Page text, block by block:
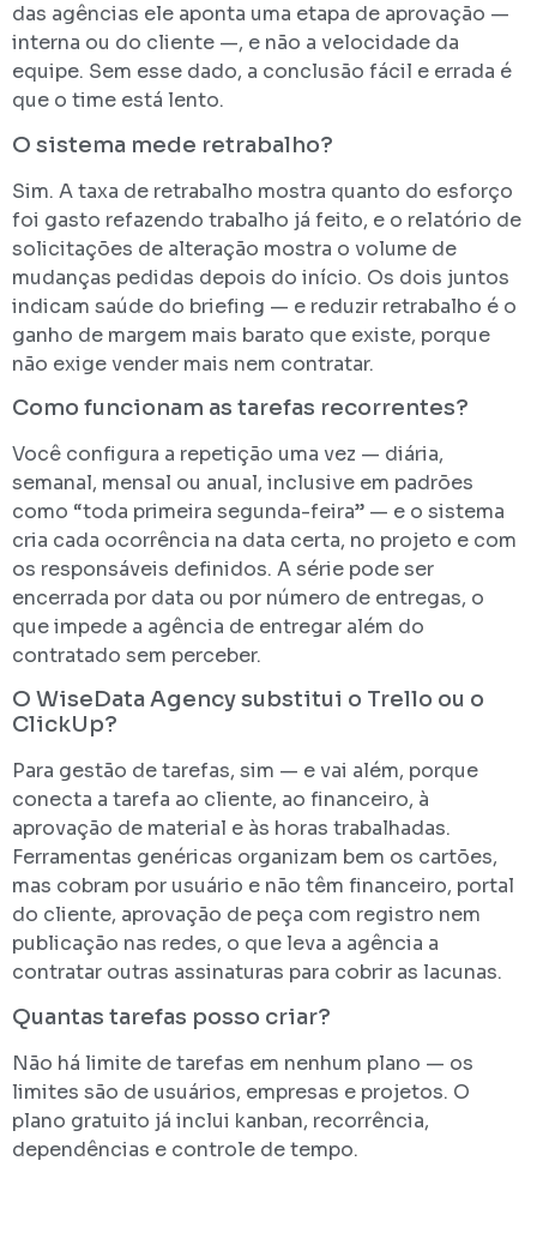
das agências ele aponta uma etapa de aprovação —
interna ou do cliente —, e não a velocidade da
equipe. Sem esse dado, a conclusão fácil e errada é
que o time está lento.
O sistema mede retrabalho?
Sim. A taxa de retrabalho mostra quanto do esforço
foi gasto refazendo trabalho já feito, e o relatório de
solicitações de alteração mostra o volume de
mudanças pedidas depois do início. Os dois juntos
indicam saúde do briefing — e reduzir retrabalho é o
ganho de margem mais barato que existe, porque
não exige vender mais nem contratar.
Como funcionam as tarefas recorrentes?
Você configura a repetição uma vez — diária,
semanal, mensal ou anual, inclusive em padrões
como “toda primeira segunda-feira” — e o sistema
cria cada ocorrência na data certa, no projeto e com
os responsáveis definidos. A série pode ser
encerrada por data ou por número de entregas, o
que impede a agência de entregar além do
contratado sem perceber.
O WiseData Agency substitui o Trello ou o
ClickUp?
Para gestão de tarefas, sim — e vai além, porque
conecta a tarefa ao cliente, ao financeiro, à
aprovação de material e às horas trabalhadas.
Ferramentas genéricas organizam bem os cartões,
mas cobram por usuário e não têm financeiro, portal
do cliente, aprovação de peça com registro nem
publicação nas redes, o que leva a agência a
contratar outras assinaturas para cobrir as lacunas.
Quantas tarefas posso criar?
Não há limite de tarefas em nenhum plano — os
limites são de usuários, empresas e projetos. O
plano gratuito já inclui kanban, recorrência,
dependências e controle de tempo.